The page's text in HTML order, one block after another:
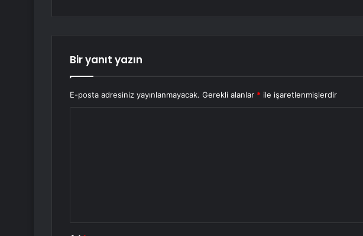
Bir yanıt yazın
E-posta adresiniz yayınlanmayacak. Gerekli alanlar * ile işaretlenmişlerdir